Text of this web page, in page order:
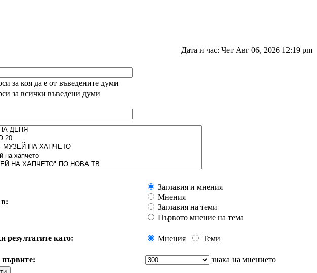
Дата и час: Чет Авг 06, 2026 12:19 pm
за коя да е от въведените думи
за всички въведени думи
Заглавия и мнения
Мнения
Заглавия на теми
Първото мнение на тема
резултатите като: Мнения Теми
знака на мнението